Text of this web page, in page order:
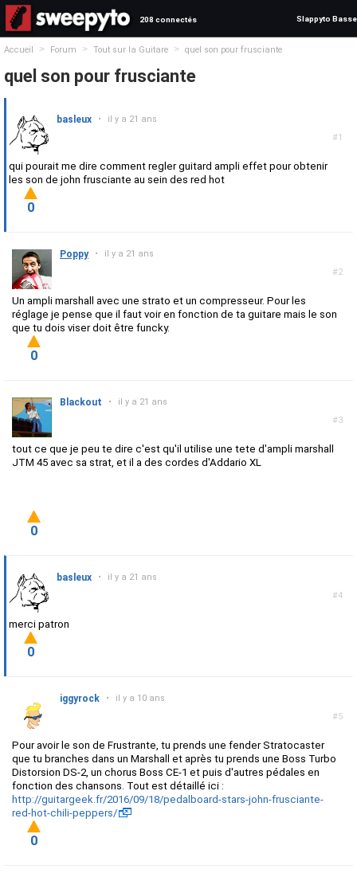
208 connectés Slappyto Basse
Accueil > Forum > Tout sur la Guitare > quel son pour frusciante
quel son pour frusciante
#1
basleux • il y a 21 ans
qui pourait me dire comment regler guitard ampli effet pour obtenir
les son de john frusciante au sein des red hot
0
#2
Poppy • il y a 21 ans
Un ampli marshall avec une strato et un compresseur. Pour les
réglage je pense que il faut voir en fonction de ta guitare mais le son
que tu dois viser doit être funcky.
0
#3
Blackout • il y a 21 ans
tout ce que je peu te dire c'est qu'il utilise une tete d'ampli marshall
JTM 45 avec sa strat, et il a des cordes d'Addario XL
0
#4
basleux • il y a 21 ans
merci patron
0
#5
iggyrock • il y a 10 ans
Pour avoir le son de Frustrante, tu prends une fender Stratocaster
que tu branches dans un Marshall et après tu prends une Boss Turbo
Distorsion DS-2, un chorus Boss CE-1 et puis d'autres pédales en
fonction des chansons. Tout est détaillé ici :
http://guitargeek.fr/2016/09/18/pedalboard-stars-john-frusciante-
red-hot-chili-peppers/
0